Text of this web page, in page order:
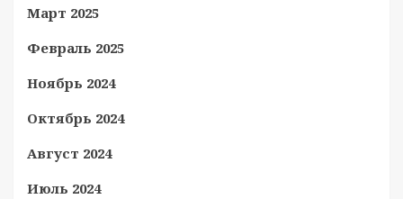
Март 2025
Февраль 2025
Ноябрь 2024
Октябрь 2024
Август 2024
Июль 2024